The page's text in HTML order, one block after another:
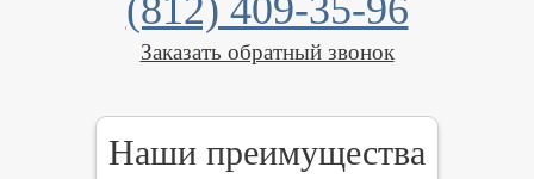
(812) 409-35-96
Заказать обратный звонок
Наши преимущества